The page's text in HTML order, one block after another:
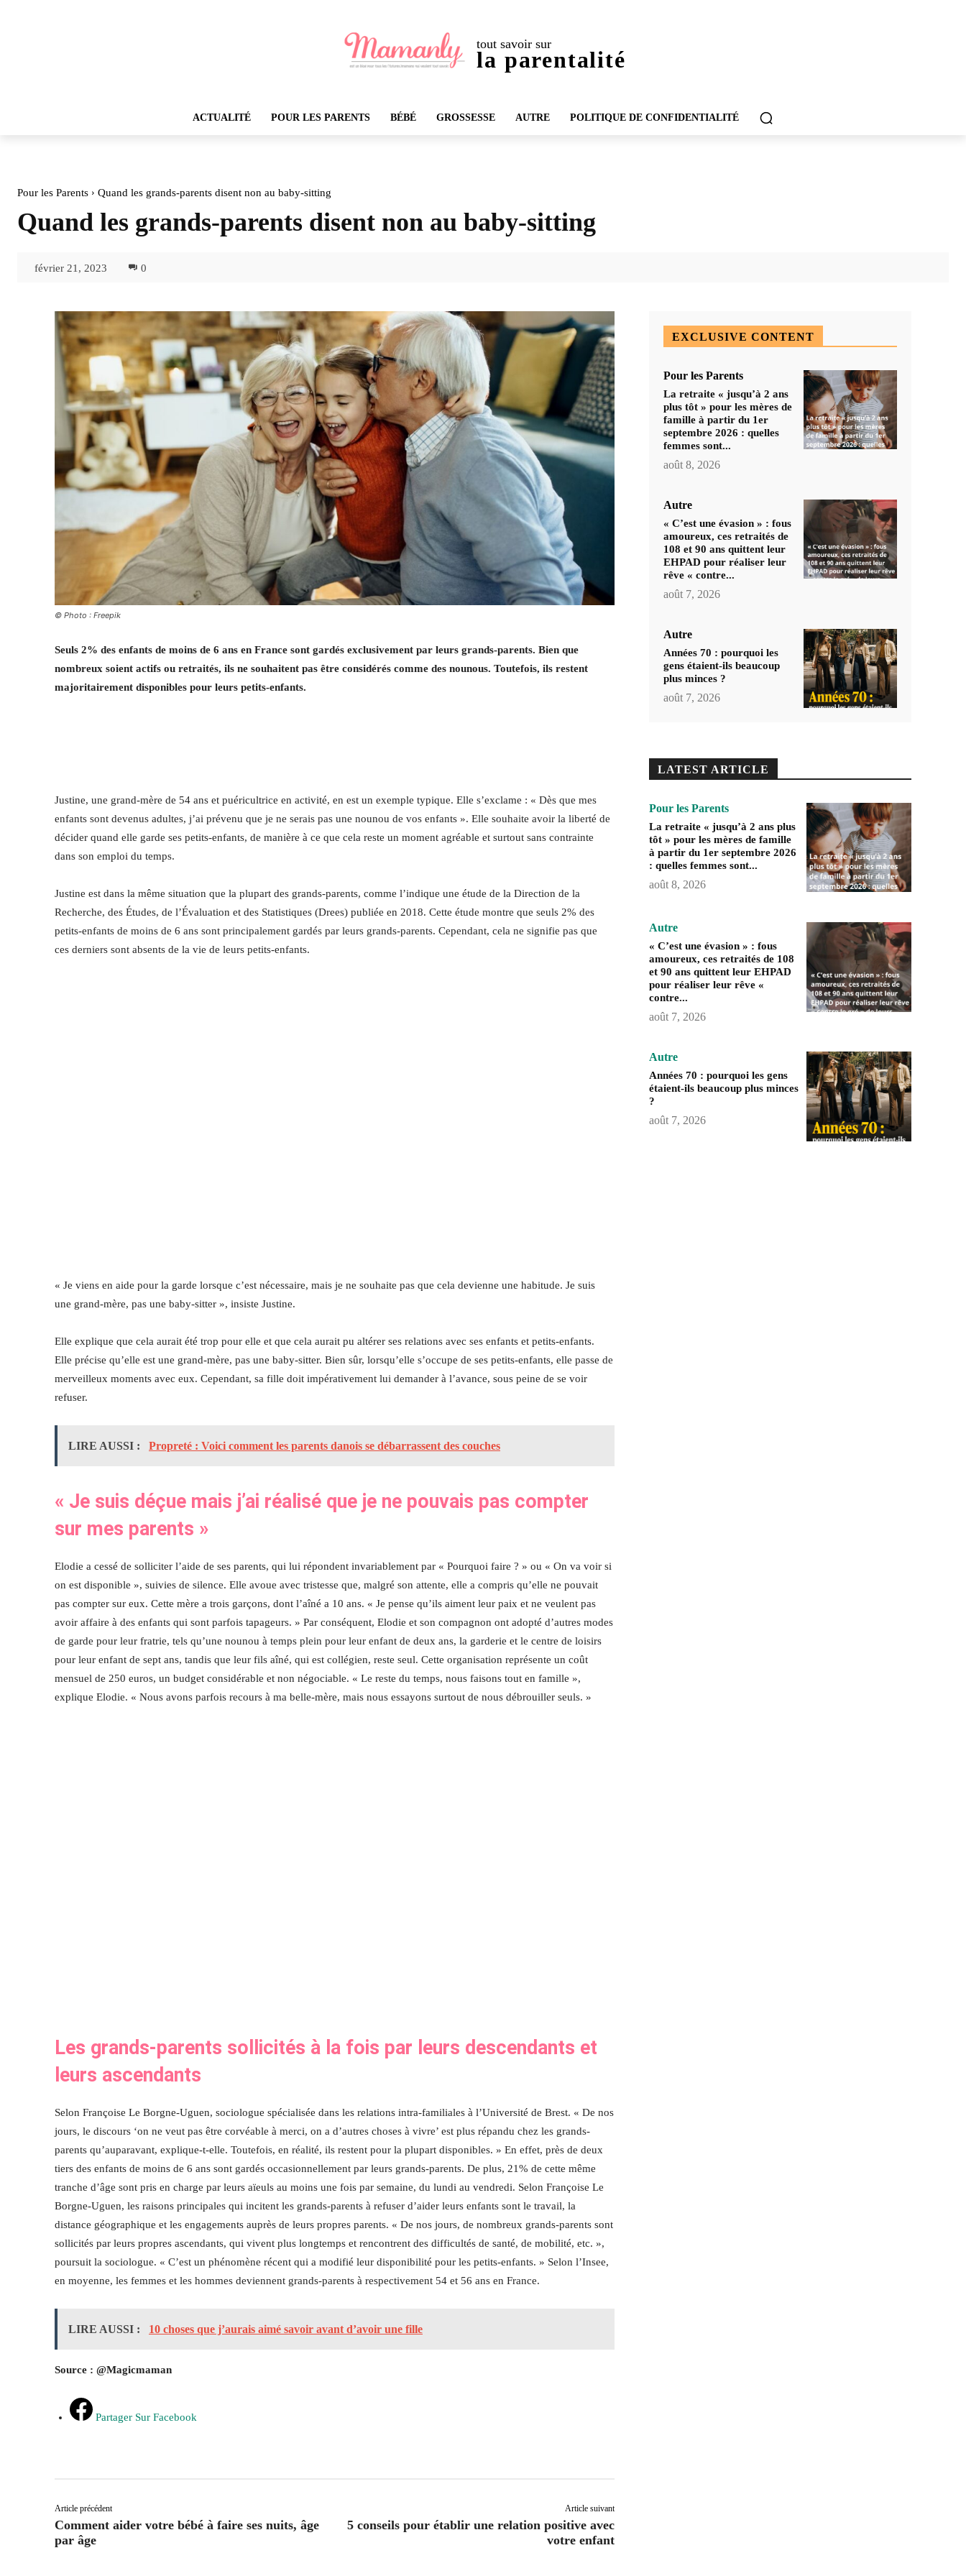
tout savoir sur
la parentalité
ACTUALITÉ POUR LES PARENTS BÉBÉ GROSSESSE AUTRE POLITIQUE DE CONFIDENTIALITÉ
Pour les Parents Quand les grands-parents disent non au baby-sitting
Quand les grands-parents disent non au baby-sitting
février 21, 2023 0
© Photo : Freepik
Seuls 2% des enfants de moins de 6 ans en France sont gardés exclusivement par leurs grands-parents. Bien que
nombreux soient actifs ou retraités, ils ne souhaitent pas être considérés comme des nounous. Toutefois, ils restent
majoritairement disponibles pour leurs petits-enfants.
Justine, une grand-mère de 54 ans et puéricultrice en activité, en est un exemple typique. Elle s’exclame : « Dès que mes
enfants sont devenus adultes, j’ai prévenu que je ne serais pas une nounou de vos enfants ». Elle souhaite avoir la liberté de
décider quand elle garde ses petits-enfants, de manière à ce que cela reste un moment agréable et surtout sans contrainte
dans son emploi du temps.
Justine est dans la même situation que la plupart des grands-parents, comme l’indique une étude de la Direction de la
Recherche, des Études, de l’Évaluation et des Statistiques (Drees) publiée en 2018. Cette étude montre que seuls 2% des
petits-enfants de moins de 6 ans sont principalement gardés par leurs grands-parents. Cependant, cela ne signifie pas que
ces derniers sont absents de la vie de leurs petits-enfants.
« Je viens en aide pour la garde lorsque c’est nécessaire, mais je ne souhaite pas que cela devienne une habitude. Je suis
une grand-mère, pas une baby-sitter », insiste Justine.
Elle explique que cela aurait été trop pour elle et que cela aurait pu altérer ses relations avec ses enfants et petits-enfants.
Elle précise qu’elle est une grand-mère, pas une baby-sitter. Bien sûr, lorsqu’elle s’occupe de ses petits-enfants, elle passe de
merveilleux moments avec eux. Cependant, sa fille doit impérativement lui demander à l’avance, sous peine de se voir
refuser.
LIRE AUSSI : Propreté : Voici comment les parents danois se débarrassent des couches
« Je suis déçue mais j’ai réalisé que je ne pouvais pas compter
sur mes parents »
Elodie a cessé de solliciter l’aide de ses parents, qui lui répondent invariablement par « Pourquoi faire ? » ou « On va voir si
on est disponible », suivies de silence. Elle avoue avec tristesse que, malgré son attente, elle a compris qu’elle ne pouvait
pas compter sur eux. Cette mère a trois garçons, dont l’aîné a 10 ans. « Je pense qu’ils aiment leur paix et ne veulent pas
avoir affaire à des enfants qui sont parfois tapageurs. » Par conséquent, Elodie et son compagnon ont adopté d’autres modes
de garde pour leur fratrie, tels qu’une nounou à temps plein pour leur enfant de deux ans, la garderie et le centre de loisirs
pour leur enfant de sept ans, tandis que leur fils aîné, qui est collégien, reste seul. Cette organisation représente un coût
mensuel de 250 euros, un budget considérable et non négociable. « Le reste du temps, nous faisons tout en famille »,
explique Elodie. « Nous avons parfois recours à ma belle-mère, mais nous essayons surtout de nous débrouiller seuls. »
Les grands-parents sollicités à la fois par leurs descendants et
leurs ascendants
Selon Françoise Le Borgne-Uguen, sociologue spécialisée dans les relations intra-familiales à l’Université de Brest. « De nos
jours, le discours ‘on ne veut pas être corvéable à merci, on a d’autres choses à vivre’ est plus répandu chez les grands-
parents qu’auparavant, explique-t-elle. Toutefois, en réalité, ils restent pour la plupart disponibles. » En effet, près de deux
tiers des enfants de moins de 6 ans sont gardés occasionnellement par leurs grands-parents. De plus, 21% de cette même
tranche d’âge sont pris en charge par leurs aïeuls au moins une fois par semaine, du lundi au vendredi. Selon Françoise Le
Borgne-Uguen, les raisons principales qui incitent les grands-parents à refuser d’aider leurs enfants sont le travail, la
distance géographique et les engagements auprès de leurs propres parents. « De nos jours, de nombreux grands-parents sont
sollicités par leurs propres ascendants, qui vivent plus longtemps et rencontrent des difficultés de santé, de mobilité, etc. »,
poursuit la sociologue. « C’est un phénomène récent qui a modifié leur disponibilité pour les petits-enfants. » Selon l’Insee,
en moyenne, les femmes et les hommes deviennent grands-parents à respectivement 54 et 56 ans en France.
LIRE AUSSI : 10 choses que j’aurais aimé savoir avant d’avoir une fille
Source : @Magicmaman
Partager Sur Facebook
Article précédent
Comment aider votre bébé à faire ses nuits, âge
par âge
Article suivant
5 conseils pour établir une relation positive avec
votre enfant
EXCLUSIVE CONTENT
Pour les Parents
La retraite « jusqu’à 2 ans
plus tôt » pour les mères de
famille à partir du 1er
septembre 2026 : quelles
femmes sont...
août 8, 2026
Autre
« C’est une évasion » : fous
amoureux, ces retraités de
108 et 90 ans quittent leur
EHPAD pour réaliser leur
rêve « contre...
août 7, 2026
Autre
Années 70 : pourquoi les
gens étaient-ils beaucoup
plus minces ?
août 7, 2026
LATEST ARTICLE
Pour les Parents
La retraite « jusqu’à 2 ans plus
tôt » pour les mères de famille
à partir du 1er septembre 2026
: quelles femmes sont...
août 8, 2026
Autre
« C’est une évasion » : fous
amoureux, ces retraités de 108
et 90 ans quittent leur EHPAD
pour réaliser leur rêve «
contre...
août 7, 2026
Autre
Années 70 : pourquoi les gens
étaient-ils beaucoup plus minces
?
août 7, 2026